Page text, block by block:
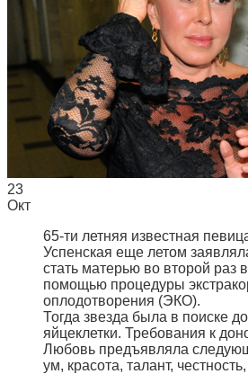
23
Окт
65-ти летняя известная
Успенская еще летом
стать матерью во второй раз
помощью процедуры
оплодотворения (ЭКО).
Тогда звезда была в поиске
яйцеклетки. Требования к
Любовь предъявляла
ум, красота, талант,